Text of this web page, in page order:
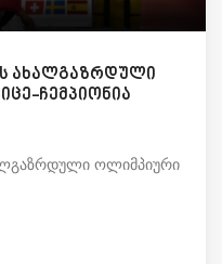
ახალგაზრდული
ჩემპიონია
ოლიმპიური